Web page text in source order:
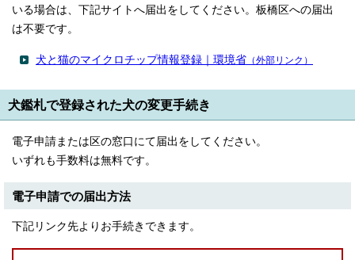
いる場合は、下記サイトへ届出をしてください。板橋区への届出
は不要です。
犬と猫のマイクロチップ情報登録｜環境省 （外部リンク）
犬鑑札で登録された犬の変更手続き
電子申請または区の窓口にて届出をしてください。
いずれも手数料は無料です。
電子申請での届出方法
下記リンク先よりお手続きできます。